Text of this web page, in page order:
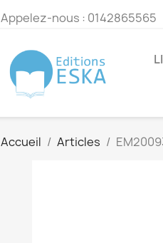
Appelez-nous : 0142865565
Accueil Articles